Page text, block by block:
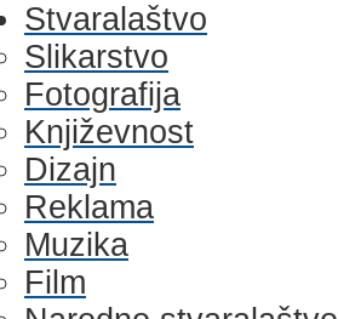
Stvaralaštvo
Slikarstvo
Fotografija
Književnost
Dizajn
Reklama
Muzika
Film